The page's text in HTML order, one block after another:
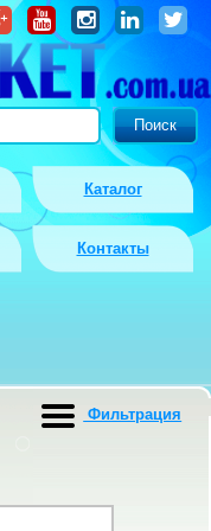
Каталог
Контакты
Фильтрация